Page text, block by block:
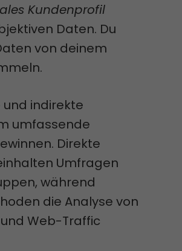
Kundenprofil
Daten. Du
von deinem
und indirekte
umfassende
Direkte
Umfragen
während
die Analyse von
Web-Traffic